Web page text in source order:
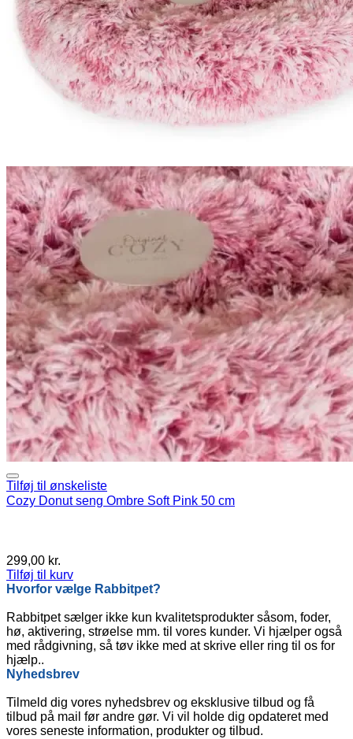
Tilføj til ønskeliste
Cozy Donut seng Ombre Soft Pink 50 cm
299,00 kr.
Tilføj til kurv
Hvorfor vælge Rabbitpet?
Rabbitpet sælger ikke kun kvalitetsprodukter såsom, foder,
hø, aktivering, strøelse mm. til vores kunder. Vi hjælper også
med rådgivning, så tøv ikke med at skrive eller ring til os for
hjælp..
Nyhedsbrev
Tilmeld dig vores nyhedsbrev og eksklusive tilbud og få
tilbud på mail før andre gør. Vi vil holde dig opdateret med
vores seneste information, produkter og tilbud.